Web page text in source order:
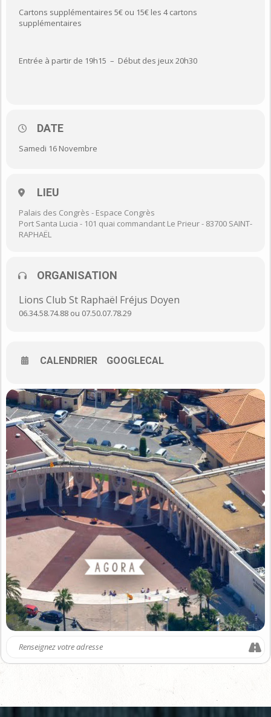
Cartons supplémentaires 5€ ou 15€ les 4 cartons
supplémentaires
Entrée à partir de 19h15 – Début des jeux 20h30
DATE
Samedi 16 Novembre
LIEU
Palais des Congrès - Espace Congrès
Port Santa Lucia - 101 quai commandant Le Prieur - 83700 SAINT-
RAPHAËL
ORGANISATION
Lions Club St Raphaël Fréjus Doyen
06.34.58.74.88 ou 07.50.07.78.29
CALENDRIER GOOGLECAL